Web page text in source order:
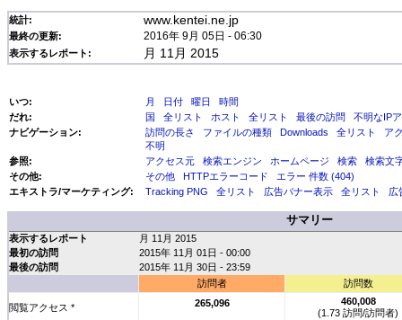
統計: www.kentei.ne.jp
最終の更新: 2016年 9月 05日 - 06:30
表示するレポート: 月 11月 2015
いつ: 月 日付 曜日
時間
だれ:
国 全リスト ホスト 全リスト 最後の訪問
不明なIP
ナビゲーション:
訪問の長さ ファイルの種類 Downloads 全リスト
ア
不明
参照:
アクセス元 検索エンジン ホームページ 検索
検索文
その他:
その他 HTTPエラーコード
エラー 件数 (404)
エキストラ/マーケティング:
Tracking PNG 全リスト 広告バナー表示 全リスト 広
サマリー
表示するレポート
月 11月 2015
最初の訪問
2015年 11月 01日 - 00:00
最後の訪問
2015年 11月 30日 - 23:59
訪問者
訪問数
閲覧アクセス * 265,096
460,008
(1.73 訪問/訪問者)